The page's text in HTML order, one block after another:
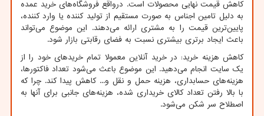
کاهش قیمت نهایی محصولات است. درواقع فروشگاه‌های خرید عمده
به دلیل تامین اجناس به صورت مستقیم از تولید کننده یا وارد کننده،
پایین‌ترین قیمت را به مشتری ارائه می‌دهند. این موضوع می‌تواند
باعث ایجاد برتری بیشتری نسبت به فضای رقابتی بازار شود.
کاهش هزینه‌ خرید: در خرید آنلاین معمولا تمام خریدهای خود را از
یک سایت انجام می‌دهید. این موضوع باعث می‌شود تعداد فاکتورها،
هزینه‌های حسابداری، هزینه حمل و نقل و... کاهش پیدا کند. چرا که
با بالا رفتن تعداد کالای خریداری شده، هزینه‌های جانبی برای آنها به
اصطلاح سر شکن می‌شود.